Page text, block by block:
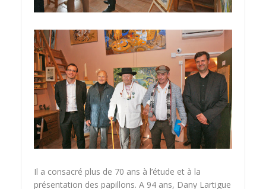
Il a consacré plus de 70 ans à l’étude et à la
présentation des papillons. A 94 ans, Dany Lartigue